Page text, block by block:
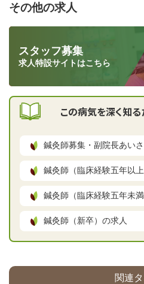
その他の求人
スタッフ募集
求人特設サイトはこちら
この病気を深く知
鍼灸師募集・副院長あい
鍼灸師（臨床経験五年以
鍼灸師（臨床経験五年未
鍼灸師（新卒）の求人
関連